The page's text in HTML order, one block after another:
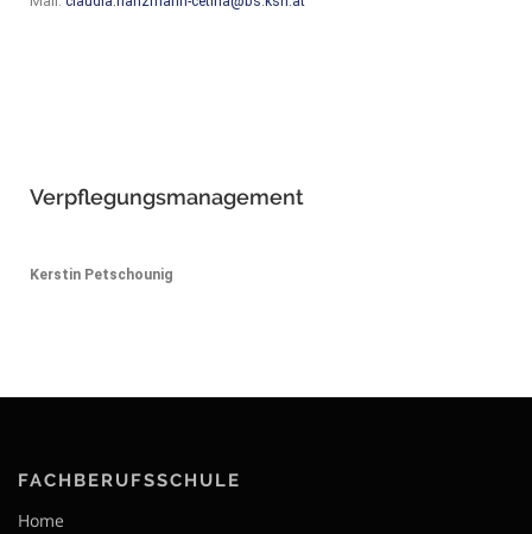
Verpflegungsmanagement
Kerstin Petschounig
FACHBERUFSSCHULE
Home